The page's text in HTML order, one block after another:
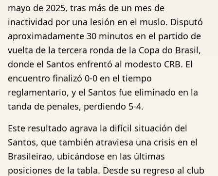
mayo de 2025, tras más de un mes de
inactividad por una lesión en el muslo. Disputó
aproximadamente 30 minutos en el partido de
vuelta de la tercera ronda de la Copa do Brasil,
donde el Santos enfrentó al modesto CRB. El
encuentro finalizó 0-0 en el tiempo
reglamentario, y el Santos fue eliminado en la
tanda de penales, perdiendo 5-4.
Este resultado agrava la difícil situación del
Santos, que también atraviesa una crisis en el
Brasileirao, ubicándose en las últimas
posiciones de la tabla. Desde su regreso al club